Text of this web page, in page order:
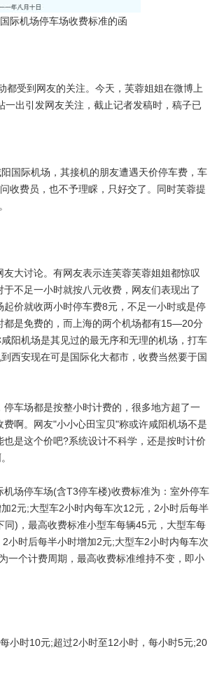
际机场停车场收费标准的函
受到网友的关注。今天，芙蓉姐姐在微博上
出引发网友关注，截止记者发稿时，稿子已
际机场，其接机的朋友遭遇天价停车费，车
收费员，也不予理睬，只好交了。同时芙蓉提
大讨论。有网友表示连芙蓉芙蓉姐姐都惊叹
不足一小时就按八元收费，网友们表现出了
价就收两小时停车费8元，不足一小时或是停
都是免费的，而上海的两个机场都有15—20分
阳机场是其见过的最无序和无理的机场，打车
西安现在可是国际化大都市，收费当然要于国
车场都是按整小时计费的，很多地方超了一
啊。网友"小小心田宝贝"称或许咸阳机场不是
是这个价吧?系统设计不科学，还是按时计价
场停车场(含T3停车楼)收费标准为：室外停车
2元;大型车2小时内每车次12元，2小时后每半
)，最高收费标准小型车每辆45元，大型车每
小时后每半小时增加2元;大型车2小时内每车次
一个计费周期，最高收费标准维持不变，即小
时10元;超过2小时至12小时，每小时5元;20